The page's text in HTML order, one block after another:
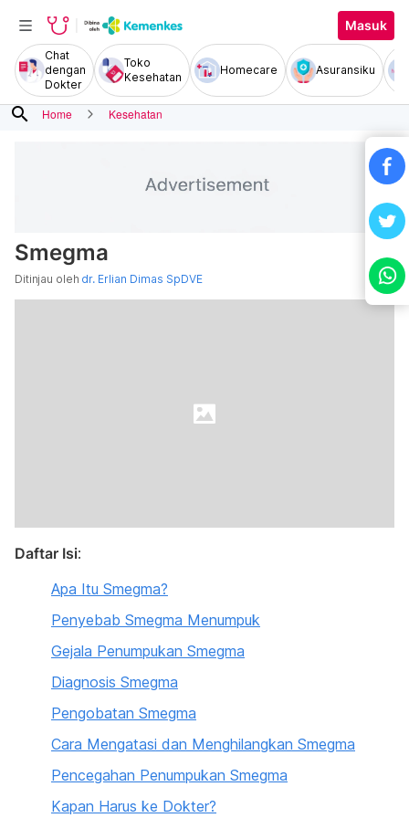
Masuk
Chat
dengan
Dokter
Toko
Kesehatan
Homecare Asuransiku
search Home Kesehatan
Smegma
Ditinjau oleh dr. Erlian Dimas SpDVE
Daftar Isi:
Apa Itu Smegma?
Penyebab Smegma Menumpuk
Gejala Penumpukan Smegma
Diagnosis Smegma
Pengobatan Smegma
Cara Mengatasi dan Menghilangkan Smegma
Pencegahan Penumpukan Smegma
Kapan Harus ke Dokter?